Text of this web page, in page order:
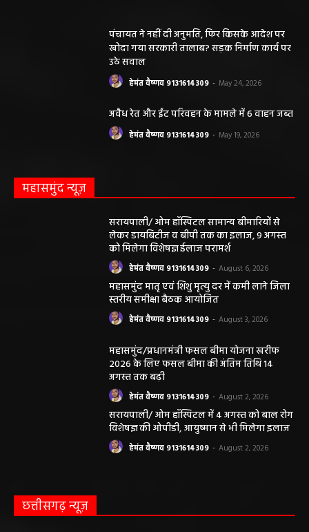
पंचायत ने नहीं दी अनुमति, फिर किसके आदेश पर
खोदा गया सरकारी तालाब? सड़क निर्माण कार्य पर
उठे सवाल
हेमंत वैष्णव 9131614309 - May 24, 2026
अवैध रेत और ईंट परिवहन के मामले में 6 वाहन जब्त
हेमंत वैष्णव 9131614309 - May 19, 2026
महासमुंद न्यूज़
सरायपाली/ ओम हॉस्पिटल सामान्य बीमारियों से
लेकर डायबिटीज व बीपी तक का इलाज, 9 अगस्त
को मिलेगा विशेषज्ञ ईलाज परामर्श
हेमंत वैष्णव 9131614309 - August 6, 2026
महासमुंद मातृ एवं शिशु मृत्यु दर में कमी लाने जिला
स्तरीय समीक्षा बैठक आयोजित
हेमंत वैष्णव 9131614309 - August 3, 2026
महासमुंद/प्रधानमंत्री फसल बीमा योजना खरीफ
2026 के लिए फसल बीमा की अंतिम तिथि 14
अगस्त तक बढ़ी
हेमंत वैष्णव 9131614309 - August 2, 2026
सरायपाली/ ओम हॉस्पिटल में 4 अगस्त को बाल रोग
विशेषज्ञ की ओपीडी, आयुष्मान से भी मिलेगा इलाज
हेमंत वैष्णव 9131614309 - August 2, 2026
छत्तीसगढ़ न्यूज़